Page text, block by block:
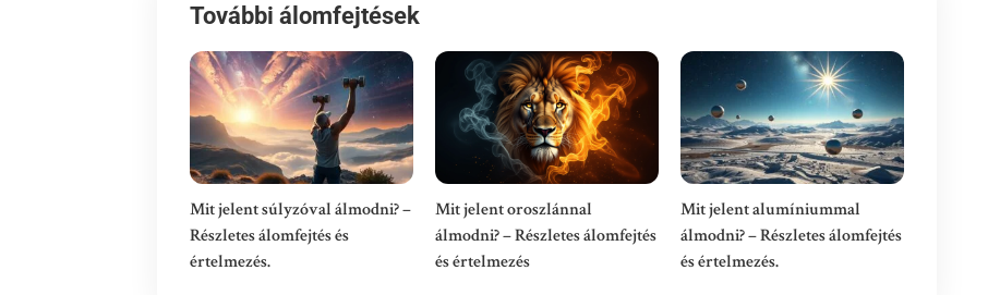
További álomfejtések
Mit jelent súlyzóval álmodni? –
Részletes álomfejtés és
értelmezés.
Mit jelent oroszlánnal
álmodni? – Részletes álomfejtés
és értelmezés
Mit jelent alumíniummal
álmodni? – Részletes álomfejtés
és értelmezés.